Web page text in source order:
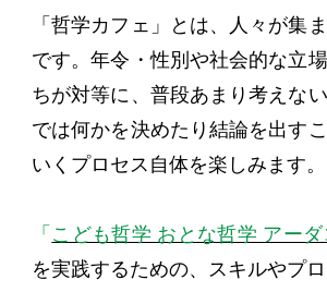
「哲学カフェ」とは、人々が集
です。年令・性別や社会的な立
ちが対等に、普段あまり考えな
では何かを決めたり結論を出す
いくプロセス自体を楽しみます。
「 こども哲学 おとな哲学 アー
を実践するための、スキルやプ